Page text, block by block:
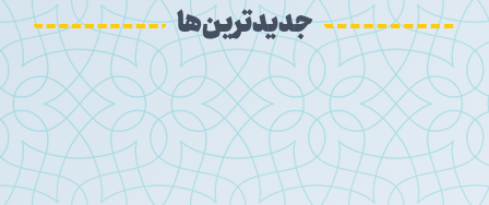
جدیدترین‌ها